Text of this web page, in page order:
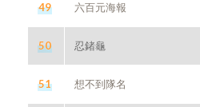
49 六百元海報
50 忍鍺龜
51 想不到隊名